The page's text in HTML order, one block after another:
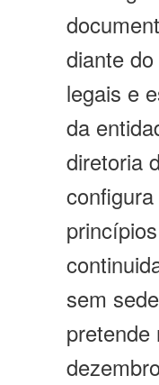
diante
legais e
da
diretoria
sem
pretende